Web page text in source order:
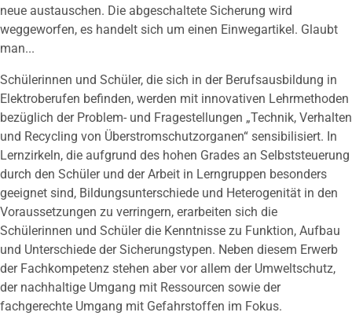
neue austauschen. Die abgeschaltete Sicherung wird
weggeworfen, es handelt sich um einen Einwegartikel. Glaubt
man...
Schülerinnen und Schüler, die sich in der Berufsausbildung in
Elektroberufen befinden, werden mit innovativen Lehrmethoden
bezüglich der Problem- und Fragestellungen „Technik, Verhalten
und Recycling von Überstromschutzorganen“ sensibilisiert. In
Lernzirkeln, die aufgrund des hohen Grades an Selbststeuerung
durch den Schüler und der Arbeit in Lerngruppen besonders
geeignet sind, Bildungsunterschiede und Heterogenität in den
Voraussetzungen zu verringern, erarbeiten sich die
Schülerinnen und Schüler die Kenntnisse zu Funktion, Aufbau
und Unterschiede der Sicherungstypen. Neben diesem Erwerb
der Fachkompetenz stehen aber vor allem der Umweltschutz,
der nachhaltige Umgang mit Ressourcen sowie der
fachgerechte Umgang mit Gefahrstoffen im Fokus.​